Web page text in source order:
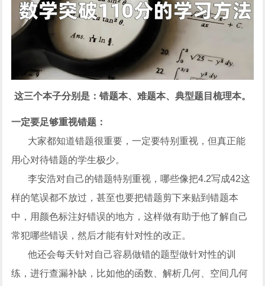
这三个本子分别是：错题本、难题本、典型题目梳理本。
一定要足够重视错题：
大家都知道错题很重要，一定要特别重视，但真正能
用心对待错题的学生极少。
李安浩对自己的错题特别重视，哪些像把4.2写成42这
样的笔误都不放过，甚至也要把错题剪下来贴到错题本
中，用颜色标注好错误的地方，这样做有助于他了解自己
常犯哪些错误，然后才能有针对性的改正。
他还会每天针对自己容易做错的题型做针对性的训
练，进行查漏补缺，比如他的函数、解析几何、空间几何